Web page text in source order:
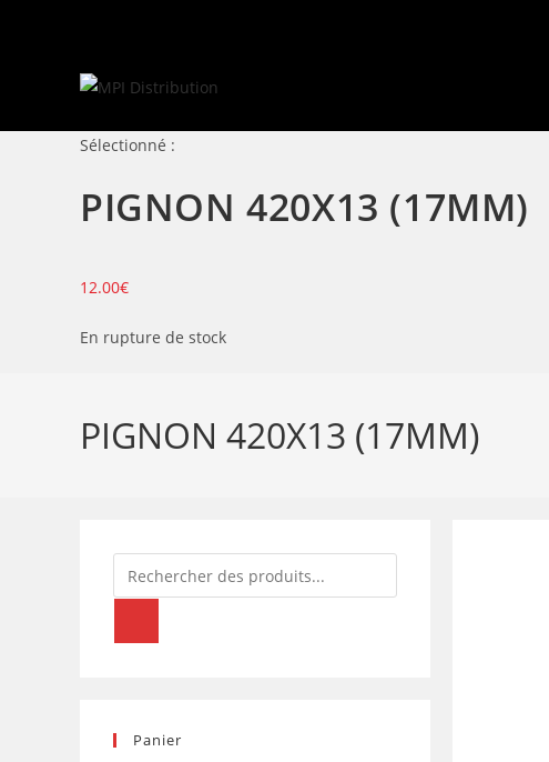
Sélectionné :
PIGNON 420X13 (17MM)
12.00€
En rupture de stock
PIGNON 420X13 (17MM)
Recherche
de
Panier